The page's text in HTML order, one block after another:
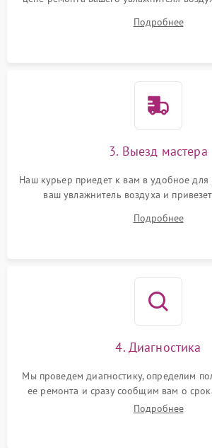
Подробнее
3. Выезд мастера
Наш курьер приедет к вам в удобное для
ваш увлажнитель воздуха и
Подробнее
4. Диагностика
Мы проведем диагностику, определим
ее ремонта и сразу сообщим вам о
Подробнее